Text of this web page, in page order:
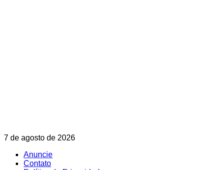
Skip
content
7 de agosto de 2026
Anuncie
Contato